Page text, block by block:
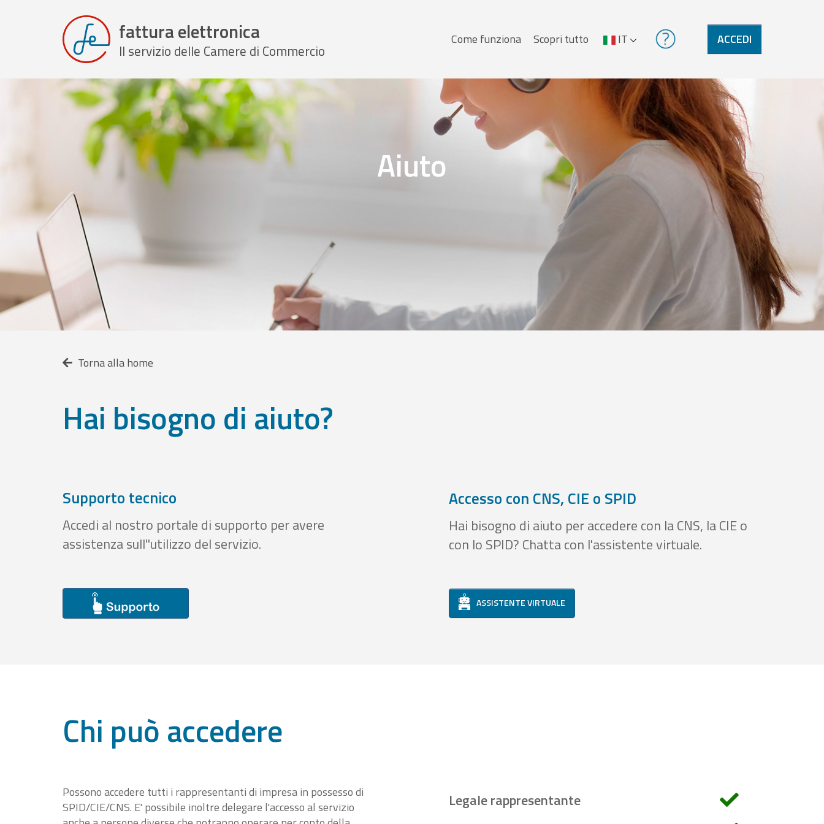
fattura elettronica
Il servizio delle Camere di Commercio Menu
Come funziona Scopri tutto IT ACCEDI
Aiuto
Torna alla home
Hai bisogno di aiuto?
Supporto tecnico
Accedi al nostro portale di supporto per avere
assistenza sull''utilizzo del servizio.
Accesso con CNS, CIE o SPID
Hai bisogno di aiuto per accedere con la CNS, la CIE o
con lo SPID? Chatta con l'assistente virtuale.
ASSISTENTE VIRTUALE
Chi può accedere
Possono accedere tutti i rappresentanti di impresa in possesso di
SPID/CIE/CNS. E' possibile inoltre delegare l'accesso al servizio
Legale rappresentante